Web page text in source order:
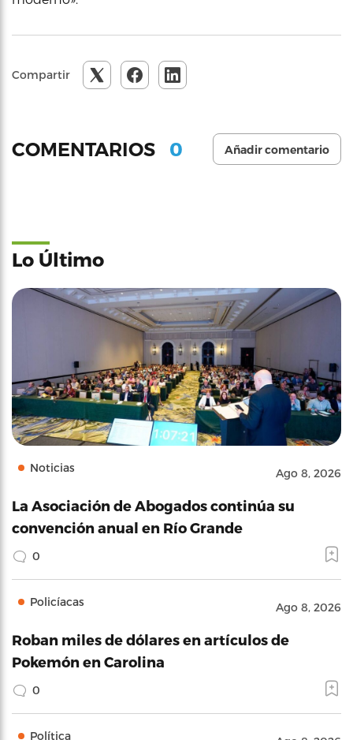
Compartir
COMENTARIOS 0 Añadir comentario
Lo Último
Noticias Ago 8, 2026
La Asociación de Abogados continúa su
convención anual en Río Grande
0
Policíacas Ago 8, 2026
Roban miles de dólares en artículos de
Pokemón en Carolina
0
Política